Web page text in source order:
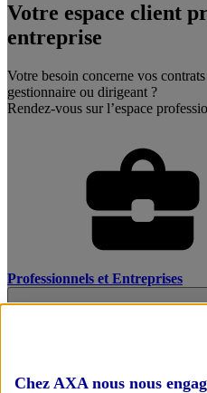
Votre espace client
entreprise
Votre besoin concerne vos
gestionnaire ou dirigeant ?
Rendez-vous sur l’espace
Professionnels et Entreprises
Chez AXA nous nous